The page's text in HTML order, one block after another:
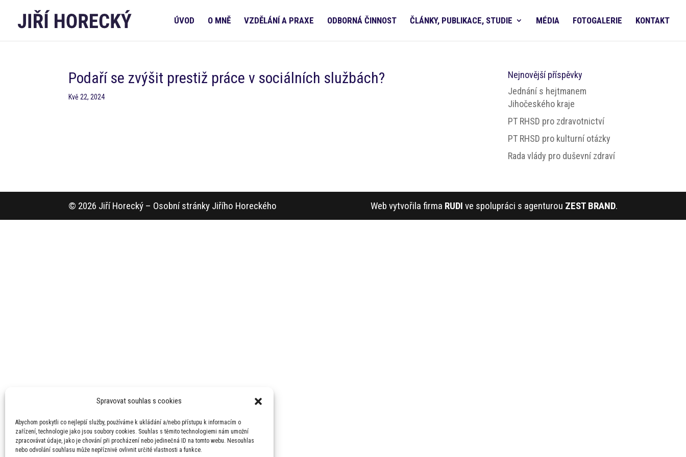
Spravovat souhlas s cookies
Abychom poskytli co nejlepší služby, používáme k ukládání a/nebo přístupu k informacím o
zařízení, technologie jako jsou soubory cookies. Souhlas s těmito technologiemi nám umožní
zpracovávat údaje, jako je chování při procházení nebo jedinečná ID na tomto webu. Nesouhlas
nebo odvolání souhlasu může nepříznivě ovlivnit určité vlastnosti a funkce.
ÚVOD O MNĚ VZDĚLÁNÍ A PRAXE ODBORNÁ ČINNOST ČLÁNKY, PUBLIKACE, STUDIE MÉDIA FOTOGALERIE KONTAKT
Podaří se zvýšit prestiž práce v sociálních službách?
Kvě 22, 2024
Nejnovější příspěvky
Jednání s hejtmanem
Jihočeského kraje
PT RHSD pro zdravotnictví
PT RHSD pro kulturní otázky
Rada vlády pro duševní zdraví
© 2026 Jiří Horecký – Osobní stránky Jiřího Horeckého Web vytvořila firma RUDI ve spolupráci s agenturou ZEST BRAND.